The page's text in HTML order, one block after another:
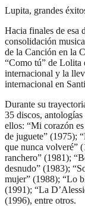
Lupita, grandes
Hacia finales de esa
consolidación
de la Canción en la
“Como tú” de Lolita
internacional y la
internacional en
Durante su
35 discos,
ellos: “Mi corazón
de juguete” (1975);
que nunca volveré”
ranchero” (1981);
desnudo” (1983);
mujer” (1988); “Lo
(1991); “La
(1996), entre otros.